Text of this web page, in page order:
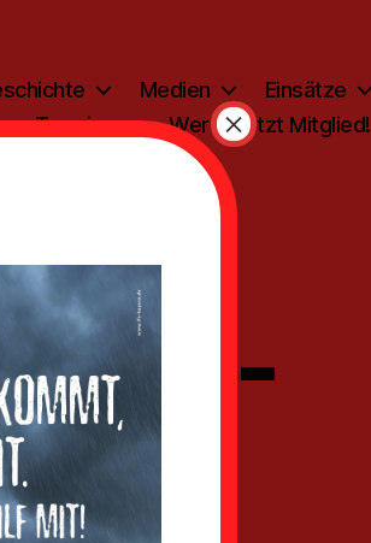
Medien
Einsätze
Termine Werde jetzt Mitglied!
22-
×